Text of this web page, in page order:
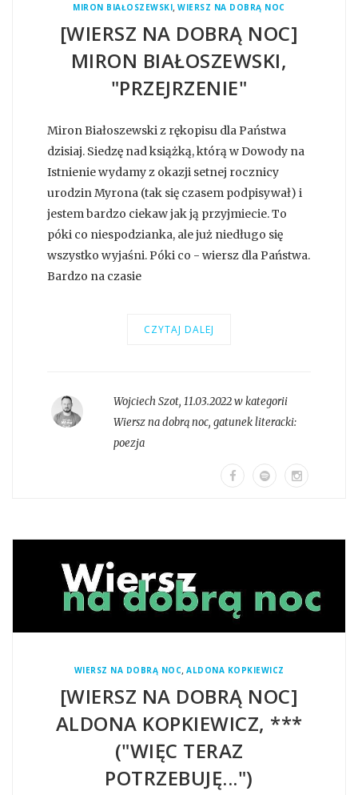
MIRON BIAŁOSZEWSKI,WIERSZ NA DOBRĄ NOC
[WIERSZ NA DOBRĄ NOC]
MIRON BIAŁOSZEWSKI,
"PRZEJRZENIE"
Miron Białoszewski z rękopisu dla Państwa
dzisiaj. Siedzę nad książką, którą w Dowody na
Istnienie wydamy z okazji setnej rocznicy
urodzin Myrona (tak się czasem podpisywał) i
jestem bardzo ciekaw jak ją przyjmiecie. To
póki co niespodzianka, ale już niedługo się
wszystko wyjaśni. Póki co - wiersz dla Państwa.
Bardzo na czasie
CZYTAJ DALEJ
Wojciech Szot, 11.03.2022 w kategorii
Wiersz na dobrą noc, gatunek literacki:
poezja
WIERSZ NA DOBRĄ NOC, ALDONA KOPKIEWICZ
[WIERSZ NA DOBRĄ NOC]
ALDONA KOPKIEWICZ, ***
("WIĘC TERAZ
POTRZEBUJĘ...")